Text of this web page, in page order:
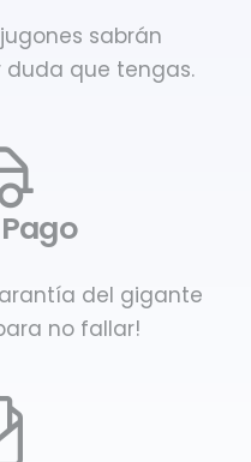
sabrán
duda que tengas.
del gigante
no fallar!